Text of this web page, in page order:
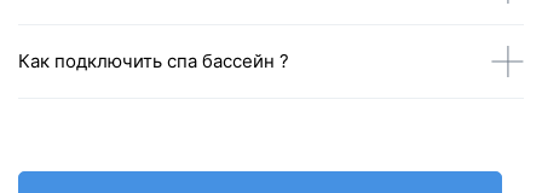
Как подключить спа бассейн ?